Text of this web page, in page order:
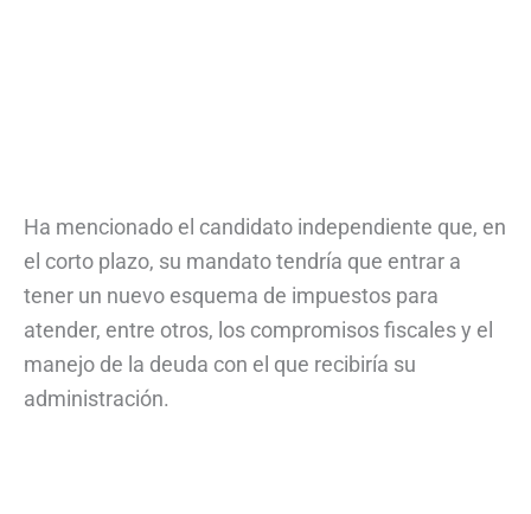
Ha mencionado el candidato independiente que, en
el corto plazo, su mandato tendría que entrar a
tener un nuevo esquema de impuestos para
atender, entre otros, los compromisos fiscales y el
manejo de la deuda con el que recibiría su
administración.